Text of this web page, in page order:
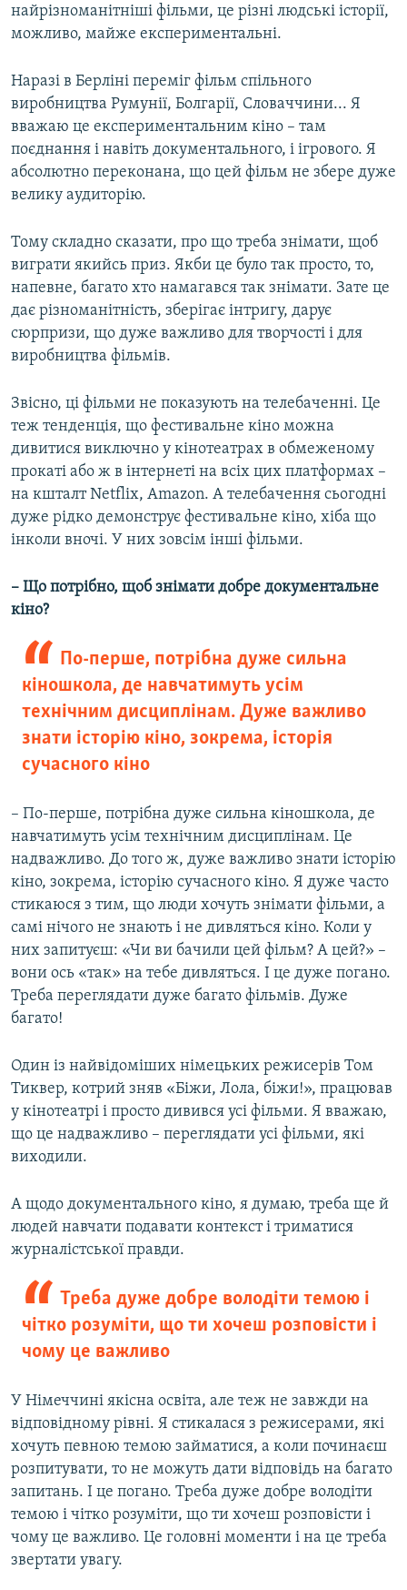
найрізноманітніші фільми, це різні людські історії,
можливо, майже експериментальні.
Наразі в Берліні переміг фільм спільного
виробництва Румунії, Болгарії, Словаччини... Я
вважаю це експериментальним кіно – там
поєднання і навіть документального, і ігрового. Я
абсолютно переконана, що цей фільм не збере дуже
велику аудиторію.
Тому складно сказати, про що треба знімати, щоб
виграти якийсь приз. Якби це було так просто, то,
напевне, багато хто намагався так знімати. Зате це
дає різноманітність, зберігає інтригу, дарує
сюрпризи, що дуже важливо для творчості і для
виробництва фільмів.
Звісно, ці фільми не показують на телебаченні. Це
теж тенденція, що фестивальне кіно можна
дивитися виключно у кінотеатрах в обмеженому
прокаті або ж в інтернеті на всіх цих платформах –
на кшталт Netflix, Amazon. А телебачення сьогодні
дуже рідко демонструє фестивальне кіно, хіба що
інколи вночі. У них зовсім інші фільми.
– Що потрібно, щоб знімати добре документальне
кіно?
По-перше, потрібна дуже сильна
кіношкола, де навчатимуть усім
технічним дисциплінам. Дуже важливо
знати історію кіно, зокрема, історія
сучасного кіно
– По-перше, потрібна дуже сильна кіношкола, де
навчатимуть усім технічним дисциплінам. Це
надважливо. До того ж, дуже важливо знати історію
кіно, зокрема, історію сучасного кіно. Я дуже часто
стикаюся з тим, що люди хочуть знімати фільми, а
самі нічого не знають і не дивляться кіно. Коли у
них запитуєш: «Чи ви бачили цей фільм? А цей?» –
вони ось «так» на тебе дивляться. І це дуже погано.
Треба переглядати дуже багато фільмів. Дуже
багато!
Один із найвідоміших німецьких режисерів Том
Тиквер, котрий зняв «Біжи, Лола, біжи!», працював
у кінотеатрі і просто дивився усі фільми. Я вважаю,
що це надважливо – переглядати усі фільми, які
виходили.
А щодо документального кіно, я думаю, треба ще й
людей навчати подавати контекст і триматися
журналістської правди.
Треба дуже добре володіти темою і
чітко розуміти, що ти хочеш розповісти і
чому це важливо
У Німеччині якісна освіта, але теж не завжди на
відповідному рівні. Я стикалася з режисерами, які
хочуть певною темою займатися, а коли починаєш
розпитувати, то не можуть дати відповідь на багато
запитань. І це погано. Треба дуже добре володіти
темою і чітко розуміти, що ти хочеш розповісти і
чому це важливо. Це головні моменти і на це треба
звертати увагу.